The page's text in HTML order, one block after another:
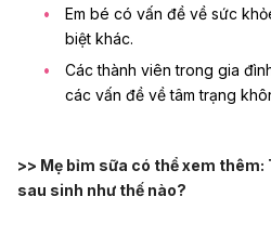
Em bé có vấn đề về sức
biệt khác.
Các thành viên trong gia
các vấn đề về tâm trạng
>> Mẹ bỉm sữa có thể xem thêm:
sau sinh như thế nào?